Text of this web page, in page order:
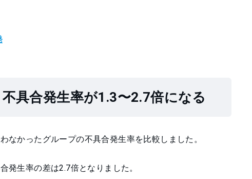
具合発生率が1.3〜2.7倍になる
なかったグループの不具合発生率を比較しました。
発生率の差は2.7倍となりました。